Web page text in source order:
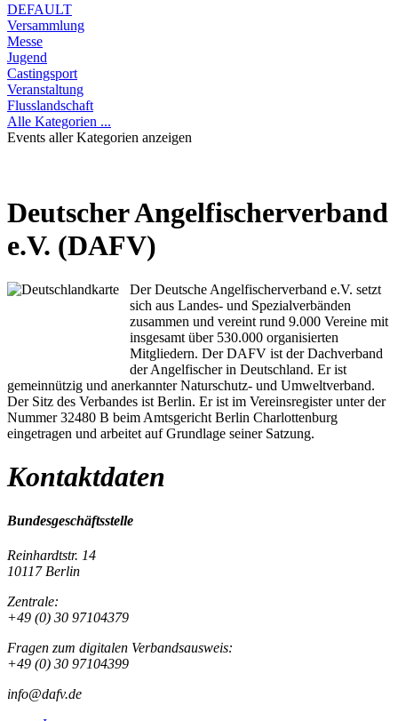
DEFAULT
Versammlung
Messe
Jugend
Castingsport
Veranstaltung
Flusslandschaft
Alle Kategorien ...
Events aller Kategorien anzeigen
Deutscher Angelfischerverband
e.V. (DAFV)
Der Deutsche Angelfischerverband e.V. setzt
sich aus Landes- und Spezialverbänden
zusammen und vereint rund 9.000 Vereine mit
insgesamt über 530.000 organisierten
Mitgliedern. Der DAFV ist der Dachverband
der Angelfischer in Deutschland. Er ist
gemeinnützig und anerkannter Naturschutz- und Umweltverband.
Der Sitz des Verbandes ist Berlin. Er ist im Vereinsregister unter der
Nummer 32480 B beim Amtsgericht Berlin Charlottenburg
eingetragen und arbeitet auf Grundlage seiner Satzung.
Kontaktdaten
Bundesgeschäftsstelle
Reinhardtstr. 14
10117 Berlin
Zentrale:
+49 (0) 30 97104379
Fragen zum digitalen Verbandsausweis:
+49 (0) 30 97104399
info@dafv.de